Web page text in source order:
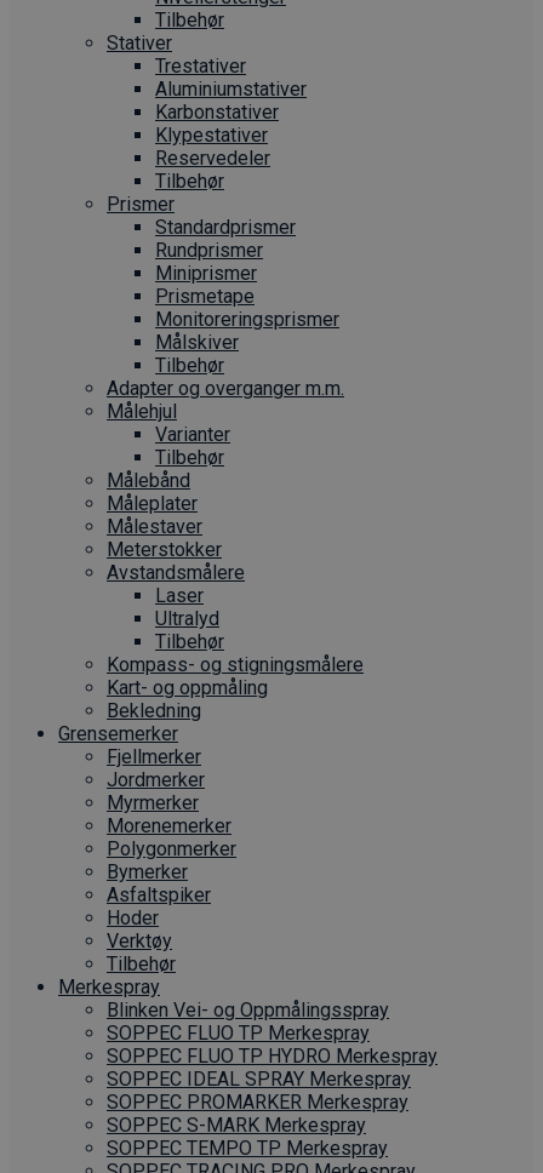
Tilbehør
Stativer
Trestativer
Aluminiumstativer
Karbonstativer
Klypestativer
Reservedeler
Tilbehør
Prismer
Standardprismer
Rundprismer
Miniprismer
Prismetape
Monitoreringsprismer
Målskiver
Tilbehør
Adapter og overganger m.m.
Målehjul
Varianter
Tilbehør
Målebånd
Måleplater
Målestaver
Meterstokker
Avstandsmålere
Laser
Ultralyd
Tilbehør
Kompass- og stigningsmålere
Kart- og oppmåling
Bekledning
Grense­merker
Fjellmerker
Jordmerker
Myrmerker
Morenemerker
Polygonmerker
Bymerker
Asfaltspiker
Hoder
Verktøy
Tilbehør
Merkespray
Blinken Vei- og Oppmålingsspray
SOPPEC FLUO TP Merkespray
SOPPEC FLUO TP HYDRO Merkespray
SOPPEC IDEAL SPRAY Merkespray
SOPPEC PROMARKER Merkespray
SOPPEC S-MARK Merkespray
SOPPEC TEMPO TP Merkespray